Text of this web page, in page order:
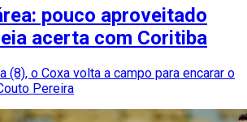
pouco aproveitado
acerta com Coritiba
(8), o Coxa volta a campo para encarar o
Pereira